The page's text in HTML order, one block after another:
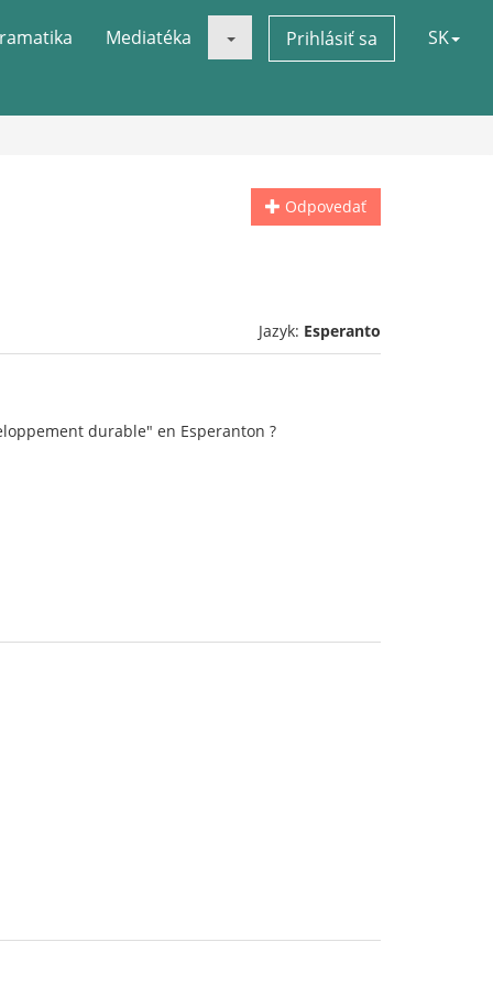
Mediatéka Prihlásiť sa SK
Odpovedať
Jazyk: Esperanto
durable" en Esperanton ?